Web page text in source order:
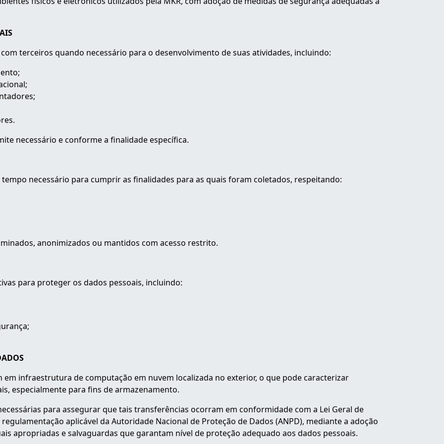
terceiros quando necessário para o desenvolvimento de suas atividades, incluindo:
necessário e conforme a finalidade específica.
necessário para cumprir as finalidades para as quais foram coletados, respeitando:
anonimizados ou mantidos com acesso restrito.
para proteger os dados pessoais, incluindo:
em infraestrutura de computação em nuvem localizada no exterior, o que pode caracterizar
especialmente para fins de armazenamento.
para assegurar que tais transferências ocorram em conformidade com a Lei Geral de
aplicável da Autoridade Nacional de Proteção de Dados (ANPD), mediante a adoção
apropriadas e salvaguardas que garantam nível de proteção adequado aos dados pessoais.